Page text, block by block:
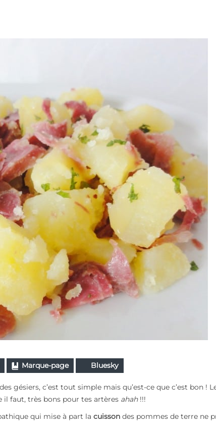
Marque-page Bluesky
gésiers, c’est tout simple mais qu’est-ce que c’est bon !
il faut, très bons pour tes artères ahah!!!
qui mise à part la cuisson des pommes de terre ne